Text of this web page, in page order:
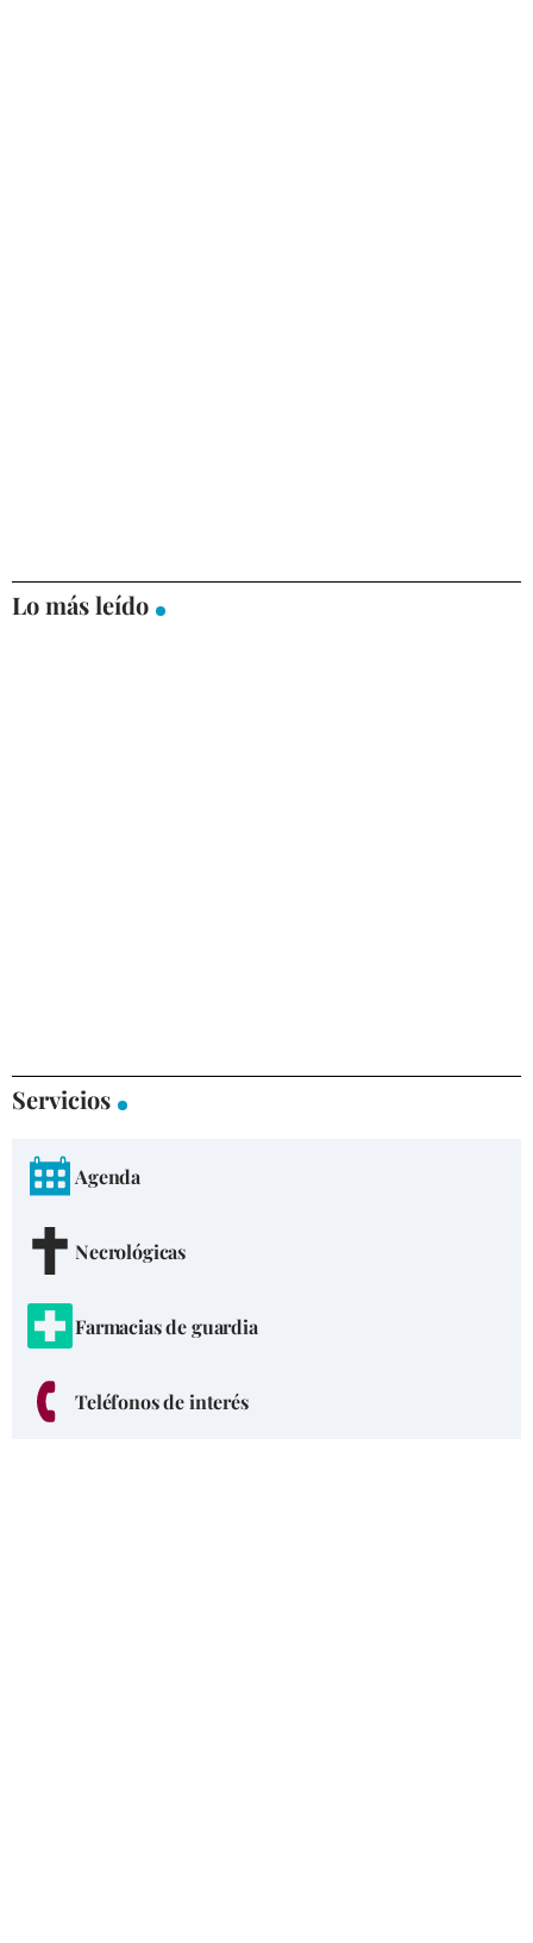
Lo más leído
Servicios
Agenda
Necrológicas
Farmacias de guardia
Teléfonos de interés